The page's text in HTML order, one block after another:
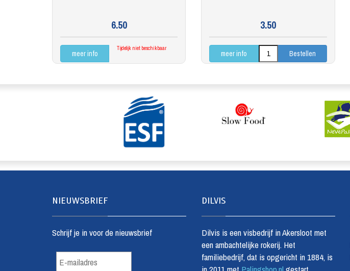
6.50
meer info
Tijdelijk niet beschikbaar
3.50
meer info
NIEUWSBRIEF
Schrijf je in voor de nieuwsbrief
DILVIS
Dilvis is een visbedrijf in Akersloot met
een ambachtelijke rokerij. Het
familiebedrijf, dat is opgericht in 1884, is